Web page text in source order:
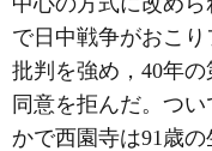
で日中戦争がおこ
批判を強め，40年
同意を拒んだ。つ
かで西園寺は91歳